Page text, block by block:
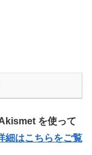
を使って
細はこちらをご覧